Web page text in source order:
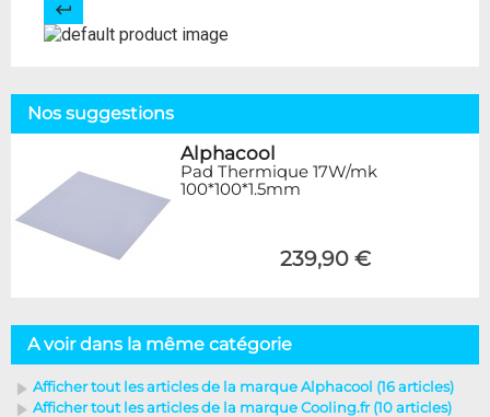
Nos suggestions
Alphacool
Pad Thermique 17W/mk
100*100*1.5mm
239,90 €
A voir dans la même catégorie
Afficher tout les articles de la marque Alphacool (16 articles)
Afficher tout les articles de la marque Cooling.fr (10 articles)